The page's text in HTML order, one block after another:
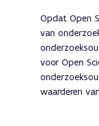
Opdat Open
van
voor Open
waarderen